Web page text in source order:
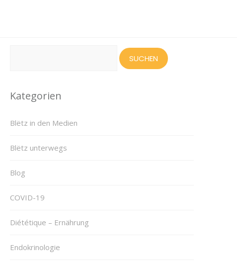
Kategorien
Blëtz in den Medien
Blëtz unterwegs
Blog
COVID-19
Diététique – Ernährung
Endokrinologie